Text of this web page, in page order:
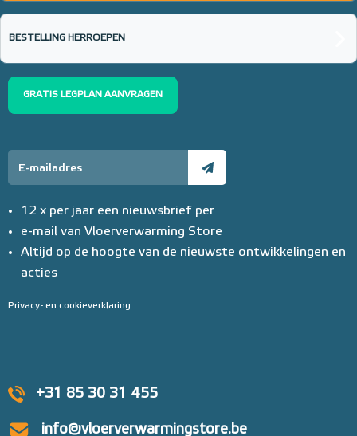
+31 85 30 31 455
info@vloerverwarmingstore.be
BESTELLING HERROEPEN
GRATIS LEGPLAN AANVRAGEN
12 x per jaar een nieuwsbrief per
e-mail van Vloerverwarming Store
Altijd op de hoogte van de nieuwste ontwikkelingen en
acties
Privacy- en cookieverklaring